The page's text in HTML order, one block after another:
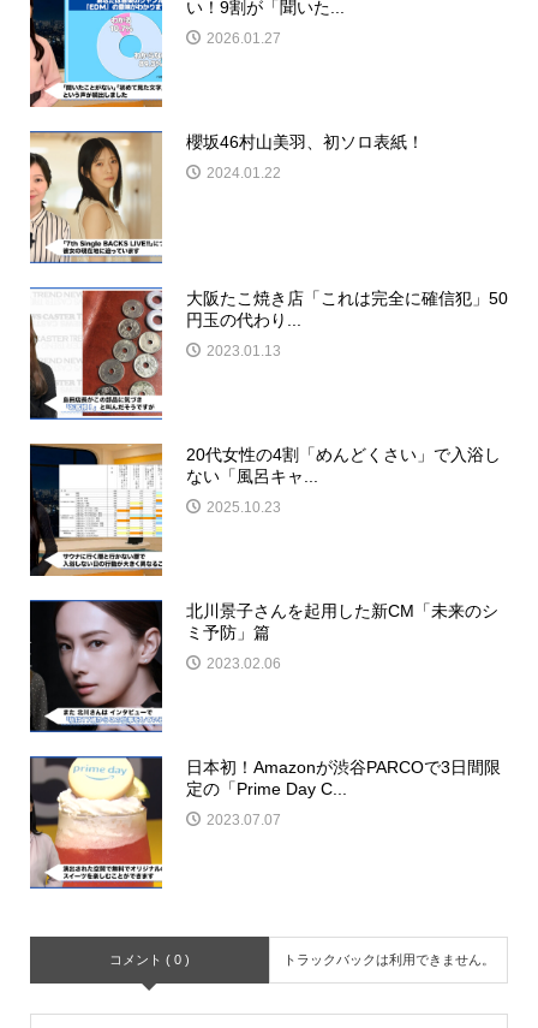
い！9割が「聞いた...
2026.01.27
櫻坂46村山美羽、初ソロ表紙！
2024.01.22
大阪たこ焼き店「これは完全に確信犯」50
円玉の代わり...
2023.01.13
20代女性の4割「めんどくさい」で入浴し
ない「風呂キャ...
2025.10.23
北川景子さんを起用した新CM「未来のシ
ミ予防」篇
2023.02.06
日本初！Amazonが渋谷PARCOで3日間限
定の「Prime Day C...
2023.07.07
コメント ( 0 ) トラックバックは利用できません。